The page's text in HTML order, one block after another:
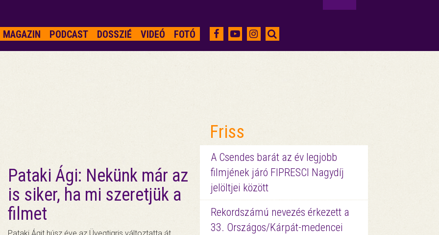
MAGAZIN PODCAST DOSSZIÉ VIDEÓ FOTÓ
Pataki Ági: Nekünk már az
is siker, ha mi szeretjük a
filmet
Friss
A Csendes barát az év legjobb
filmjének járó FIPRESCI Nagydíj
jelöltjei között
Rekordszámú nevezés érkezett a
33. Országos/Kárpát-medencei